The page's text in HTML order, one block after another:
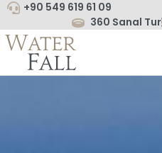
+90 549 619 61 09
360 Sanal Tur